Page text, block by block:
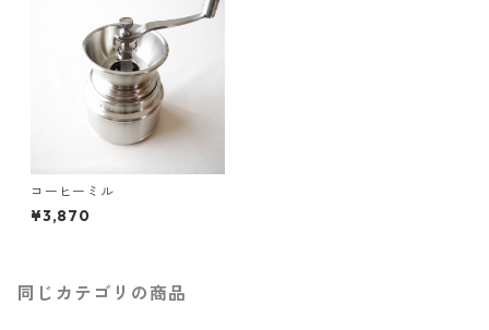
コーヒーミル
¥3,870
同じカテゴリの商品